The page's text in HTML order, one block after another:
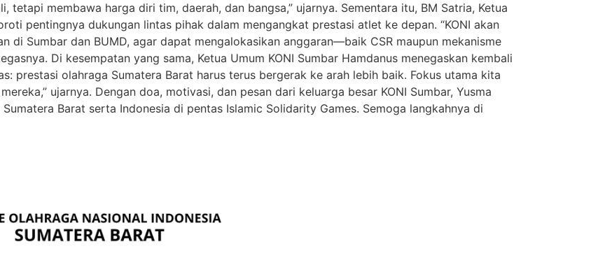
tetapi membawa harga diri tim, daerah, dan bangsa,” ujarnya. Sementara itu, BM Satria, Ketua
pentingnya dukungan lintas pihak dalam mengangkat prestasi atlet ke depan. “KONI akan
di Sumbar dan BUMD, agar dapat mengalokasikan anggaran—baik CSR maupun mekanisme
Di kesempatan yang sama, Ketua Umum KONI Sumbar Hamdanus menegaskan kembali
prestasi olahraga Sumatera Barat harus terus bergerak ke arah lebih baik. Fokus utama kita
ujarnya. Dengan doa, motivasi, dan pesan dari keluarga besar KONI Sumbar, Yusma
Barat serta Indonesia di pentas Islamic Solidarity Games. Semoga langkahnya di